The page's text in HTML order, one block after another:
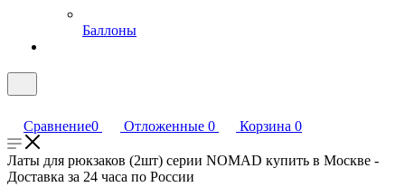
Баллоны
Сравнение0 Отложенные 0 Корзина 0
Латы для рюкзаков (2шт) серии NOMAD купить в Москве -
Доставка за 24 часа по России